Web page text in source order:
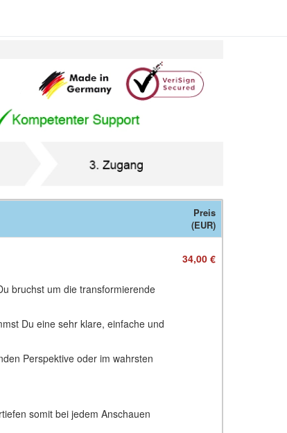
Preis
(EUR)
bruchst um die transformierende
Du eine sehr klare, einfache und
Perspektive oder im wahrsten
somit bei jedem Anschauen
34,00 €